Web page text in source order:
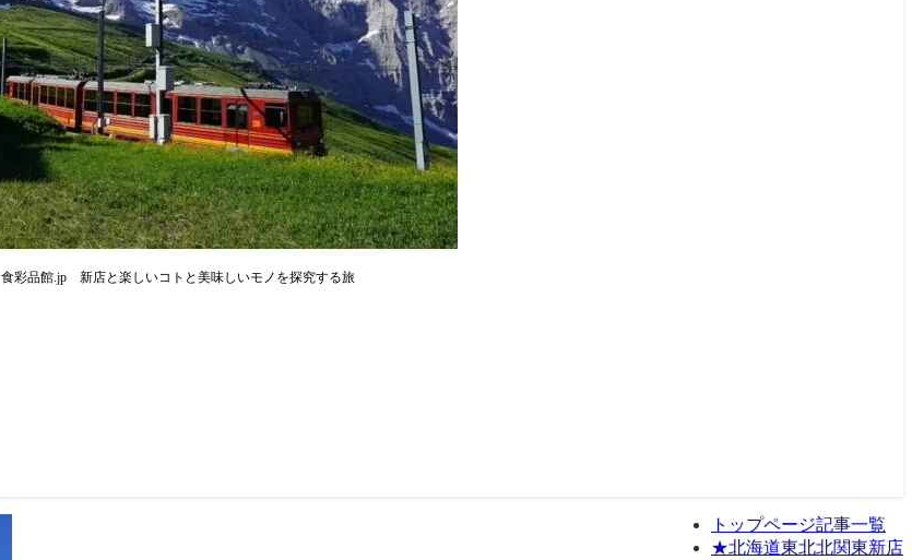
食彩品館.jp 新店と楽しいコトと美味しいモノを探究する旅
トップページ記事一覧
★北海道東北北関東新店